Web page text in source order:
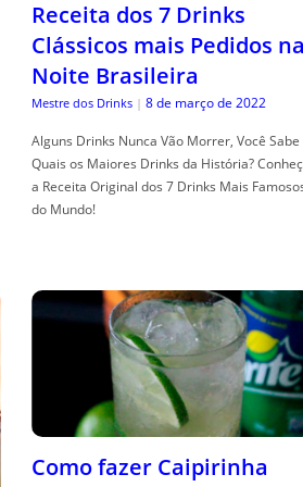
Receita dos 7 Drinks
Clássicos mais Pedidos
Noite Brasileira
Mestre dos Drinks | 8 de março de 2022
Alguns Drinks Nunca Vão Morrer, Você Sabe
Quais os Maiores Drinks da História?
a Receita Original dos 7 Drinks Mais
do Mundo!
Como fazer Caipirinha